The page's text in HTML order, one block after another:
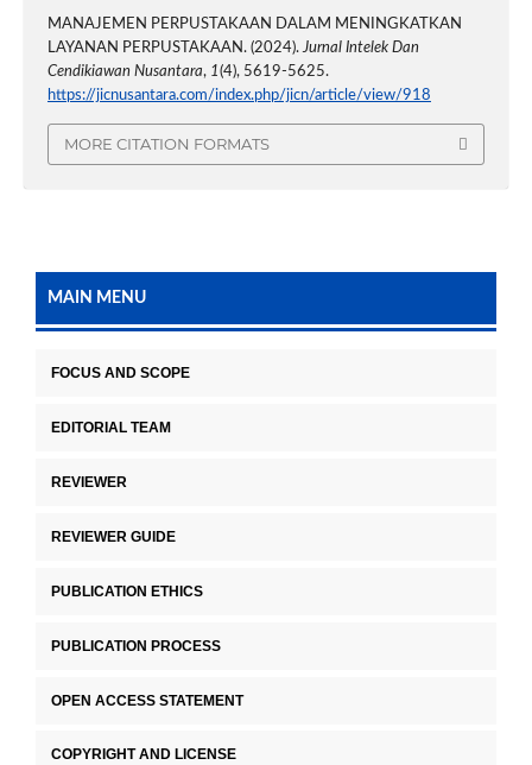
MANAJEMEN PERPUSTAKAAN DALAM MENINGKATKAN
LAYANAN PERPUSTAKAAN. (2024).Jurnal Intelek Dan
Cendikiawan Nusantara, 1(4), 5619-5625.
https://jicnusantara.com/index.php/jicn/article/view/918
MORE CITATION FORMATS
MAIN MENU
FOCUS AND SCOPE
EDITORIAL TEAM
REVIEWER
REVIEWER GUIDE
PUBLICATION ETHICS
PUBLICATION PROCESS
OPEN ACCESS STATEMENT
COPYRIGHT AND LICENSE